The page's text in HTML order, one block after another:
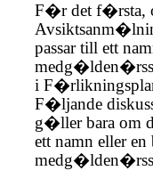
F�r det f�rsta,
passar till ett
i
F�ljande
g�ller bara om
ett namn eller